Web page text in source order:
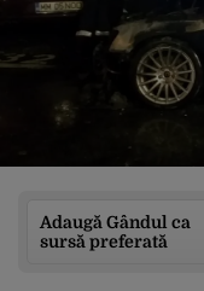
Adaugă Gândul ca
sursă preferată